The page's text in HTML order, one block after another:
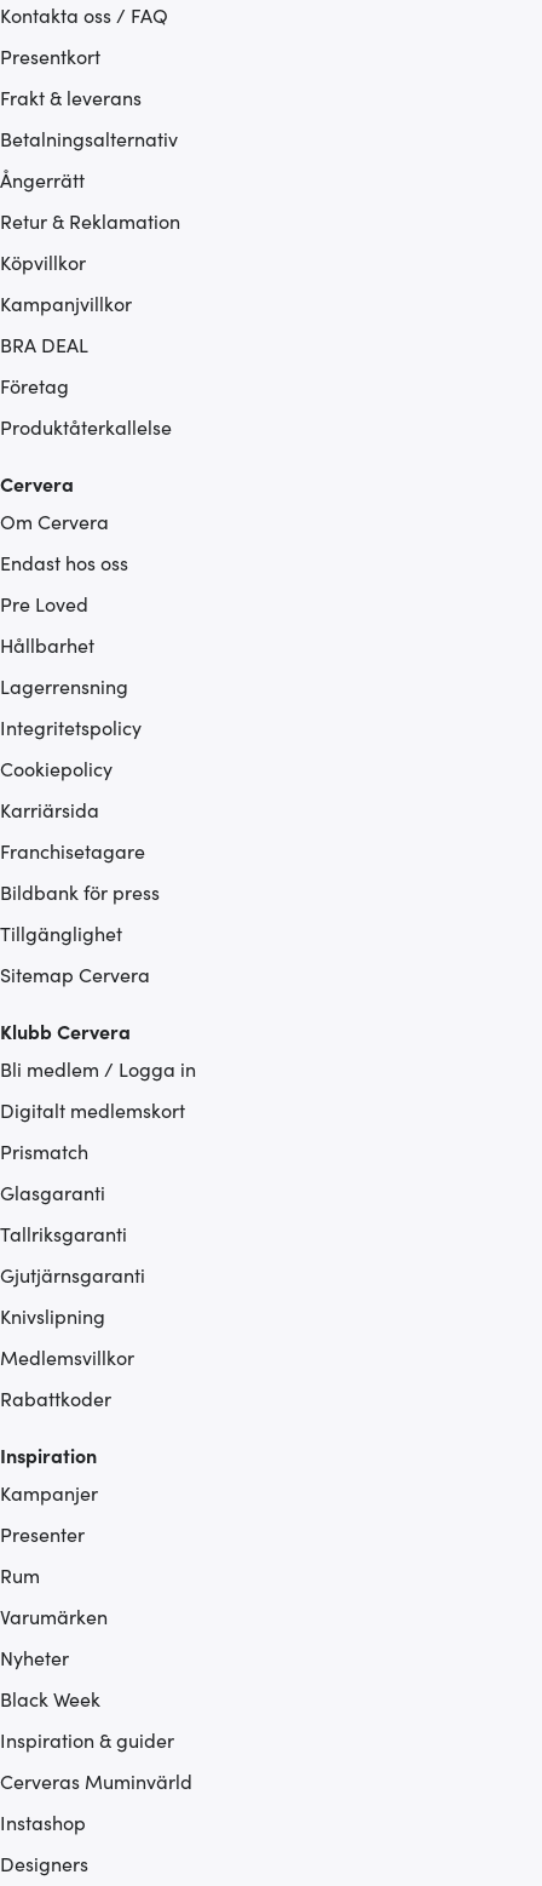
Kontakta oss / FAQ
Presentkort
Frakt & leverans
Betalningsalternativ
Ångerrätt
Retur & Reklamation
Köpvillkor
Kampanjvillkor
BRA DEAL
Företag
Produktåterkallelse
Cervera
Om Cervera
Endast hos oss
Pre Loved
Hållbarhet
Lagerrensning
Integritetspolicy
Cookiepolicy
Karriärsida
Franchisetagare
Bildbank för press
Tillgänglighet
Sitemap Cervera
Klubb Cervera
Bli medlem / Logga in
Digitalt medlemskort
Prismatch
Glasgaranti
Tallriksgaranti
Gjutjärnsgaranti
Knivslipning
Medlemsvillkor
Rabattkoder
Inspiration
Kampanjer
Presenter
Rum
Varumärken
Nyheter
Black Week
Inspiration & guider
Cerveras Muminvärld
Instashop
Designers